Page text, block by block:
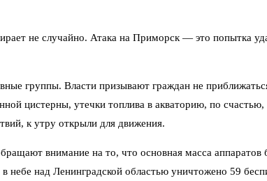
не случайно. Атака на Приморск — это попытка
группы. Власти призывают граждан не
цистерны, утечки топлива в акваторию, по
к утру открыли для движения.
внимание на то, что основная масса
небе над Ленинградской областью уничтожено 59